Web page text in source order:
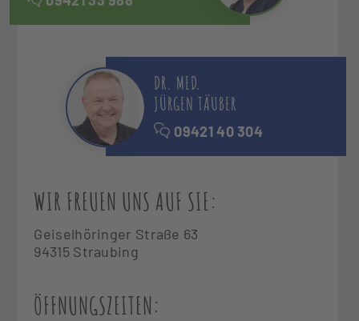
DR. MED.
JÜRGEN TÄUBER
09421 40 304
WIR FREUEN UNS AUF SIE:
Geiselhöringer Straße 63
94315 Straubing
ÖFFNUNGSZEITEN: